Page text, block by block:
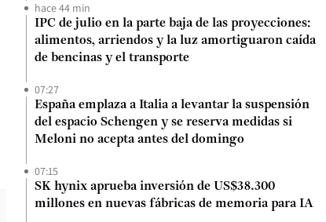
hace 44 min
IPC de julio en la parte baja de las proyecciones:
alimentos, arriendos y la luz amortiguaron caída
de bencinas y el transporte
07:27
España emplaza a Italia a levantar la suspensión
del espacio Schengen y se reserva medidas si
Meloni no acepta antes del domingo
07:15
SK hynix aprueba inversión de US$38.300
millones en nuevas fábricas de memoria para IA